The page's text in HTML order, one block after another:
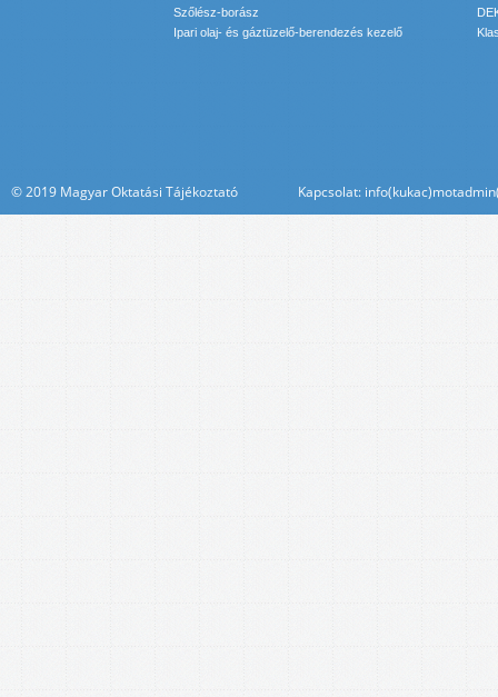
Szőlész-borász
Ipari olaj- és gáztüzelő-berendezés kezelő
© 2019 Magyar Oktatási Tájékoztató Kapcsolat: